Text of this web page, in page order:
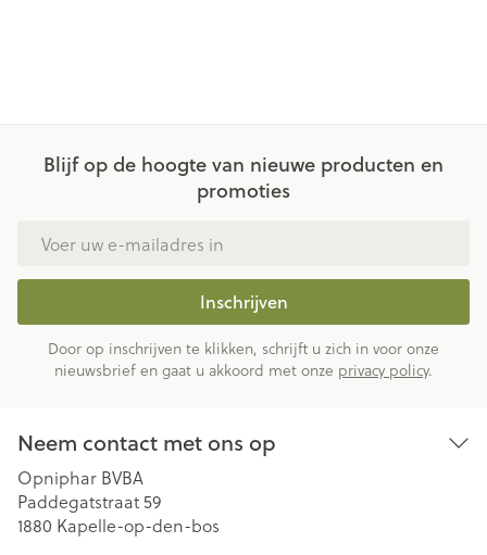
Blijf op de hoogte van nieuwe producten en
promoties
Inschrijven
Door op inschrijven te klikken, schrijft u zich in voor onze
nieuwsbrief en gaat u akkoord met onze privacy policy.
Neem contact met ons op
Opniphar BVBA
Paddegatstraat 59
1880 Kapelle-op-den-bos